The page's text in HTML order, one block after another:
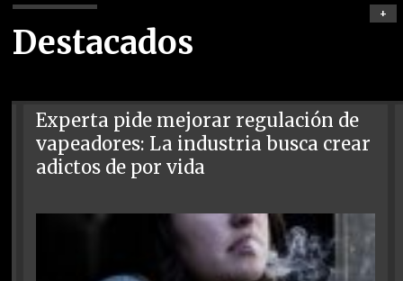
Destacados
+
Experta pide mejorar regulación de
vapeadores: La industria busca crear
adictos de por vida